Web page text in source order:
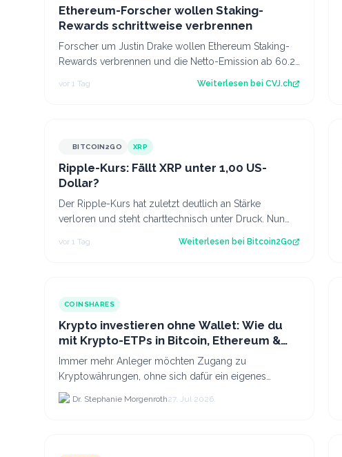
Ethereum-Forscher wollen Staking-
Rewards schrittweise verbrennen
Forscher um Justin Drake wollen Ethereum Staking-
Rewards verbrennen und die Netto-Emission ab 60.25
Mio. ETH auf null senken. Der Artikel Et…
vor 1 Tag Weiterlesen bei CVJ.ch
BITCOIN2GO XRP
Ripple-Kurs: Fällt XRP unter 1,00 US-
Dollar?
Der Ripple-Kurs hat zuletzt deutlich an Stärke
verloren und steht charttechnisch unter Druck. Nun
vor 1 Tag Weiterlesen bei Bitcoin2Go
COINSHARES
Krypto investieren ohne Wallet: Wie du
mit Krypto-ETPs in Bitcoin, Ethereum &
Co. anlegst
Immer mehr Anleger möchten Zugang zu
Kryptowährungen, ohne sich dafür ein eigenes
Krypto-Wallet einrichten zu müssen. Dazu kommt,
dass viele nicht nur Bitcoin h...
Dr. Stephanie Morgenroth27. Jul 2026